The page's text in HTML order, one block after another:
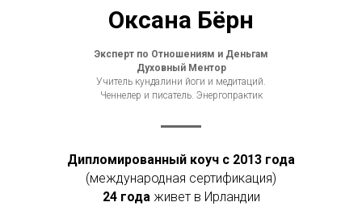
Оксана Бёрн
Эксперт по Отношениям и Деньгам
Духовный Ментор
Учитель кундалини йоги и медитаций.
Ченнелер и писатель. Энергопрактик
Дипломированный коуч с 2013 года
(международная сертификация)
24 годаживет в Ирландии